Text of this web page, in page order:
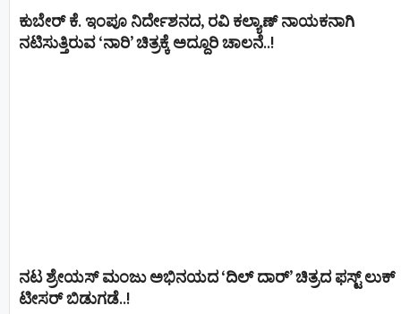
ಕುಬೇರ್ ಕೆ. ಇಂಪೂ ನಿರ್ದೇಶನದ, ರವಿ ಕಲ್ಯಾಣ್‍ ನಾಯಕನಾಗಿ
ನಟಿಸುತ್ತಿರುವ ‘ನಾರಿ’ ಚಿತ್ರಕ್ಕೆ ಅದ್ದೂರಿ ಚಾಲನೆ..!
ನಟ ಶ್ರೇಯಸ್ ಮಂಜು ಅಭಿನಯದ ‘ದಿಲ್ ದಾರ್’ ಚಿತ್ರದ ಫಸ್ಟ್ ಲುಕ್
ಟೀಸರ್ ಬಿಡುಗಡೆ..!